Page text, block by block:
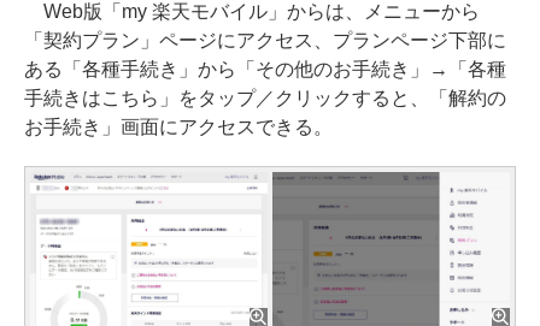
Web版「my 楽天モバイル」からは、メニューから
「契約プラン」ページにアクセス、プランページ下部に
ある「各種手続き」から「その他のお手続き」→「各種
手続きはこちら」をタップ／クリックすると、「解約の
お手続き」画面にアクセスできる。